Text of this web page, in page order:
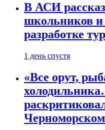
В АСИ
школьников и
разработке
1 день спустя
«Все орут,